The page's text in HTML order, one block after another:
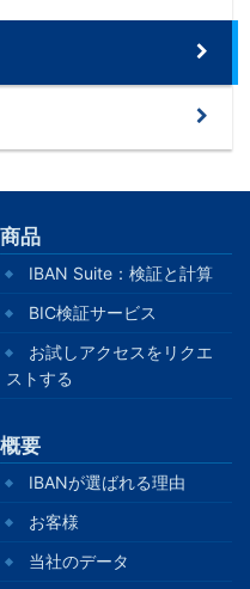
商品
IBAN Suite：検証と計算
BIC検証サービス
お試しアクセスをリクエ
ストする
概要
IBANが選ばれる理由
お客様
当社のデータ